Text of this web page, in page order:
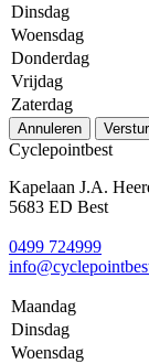
Dinsdag
Woensdag
Donderdag
Vrijdag
Zaterdag
Annuleren
Cyclepointbest
Kapelaan J.A.
5683 ED Best
0499 724999
Maandag
Dinsdag
Woensdag